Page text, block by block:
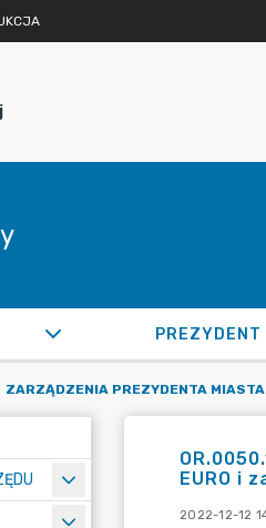
PREZYDENT
ZARZĄDZENIA PREZYDENTA MIASTA
EURO i
2022-12-12